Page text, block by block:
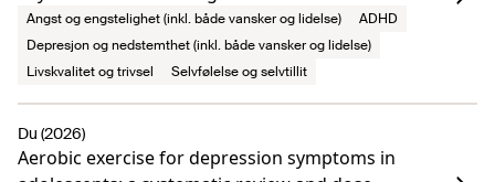
Angst og engstelighet (inkl. både vansker og lidelse)
ADHD
Depresjon og nedstemthet (inkl. både vansker og lidelse)
Livskvalitet og trivsel
Selvfølelse og selvtillit
Aerobic exercise for depression symptoms in
Du (2026)